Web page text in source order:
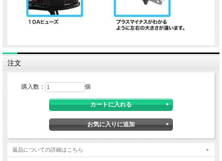
注文
購入数： 個
返品についての詳細はこちら